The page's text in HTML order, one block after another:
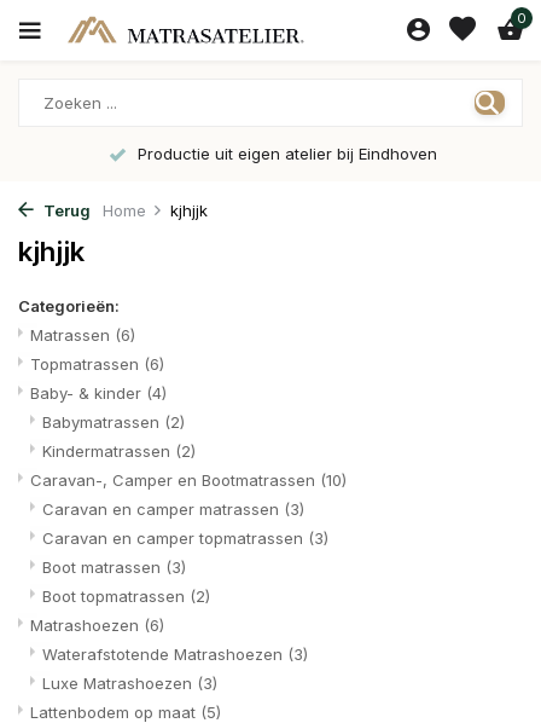
0
Productie uit eigen atelier bij Eindhoven
Terug Home kjhjjk
kjhjjk
Categorieën:
Matrassen (6)
Topmatrassen (6)
Baby- & kinder (4)
Babymatrassen (2)
Kindermatrassen (2)
Caravan-, Camper en Bootmatrassen (10)
Caravan en camper matrassen (3)
Caravan en camper topmatrassen (3)
Boot matrassen (3)
Boot topmatrassen (2)
Matrashoezen (6)
Waterafstotende Matrashoezen (3)
Luxe Matrashoezen (3)
Lattenbodem op maat (5)